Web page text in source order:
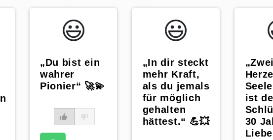
😃️
„Du bist ein
wahrer
Pionier“ 🚀💫
😃️
„In dir steckt
mehr Kraft,
als du jemals
für möglich
gehalten
hättest.“ 💪💥
„Zwei
ist
30